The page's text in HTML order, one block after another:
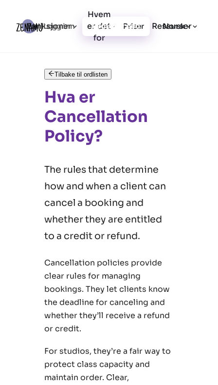
Funksjoner
Hvem
er det
for
Priser Ressurser
Logg inn Registrer deg Norsk
Tilbake til ordlisten
Hva er
Cancellation
Policy?
The rules that determine
how and when a client can
cancel a booking and
whether they are entitled
to a credit or refund.
Cancellation policies provide
clear rules for managing
bookings. They let clients know
the deadline for canceling and
whether they’ll receive a refund
or credit.
For studios, they’re a fair way to
protect class capacity and
maintain order. Clear,